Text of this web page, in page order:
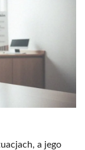
a jego